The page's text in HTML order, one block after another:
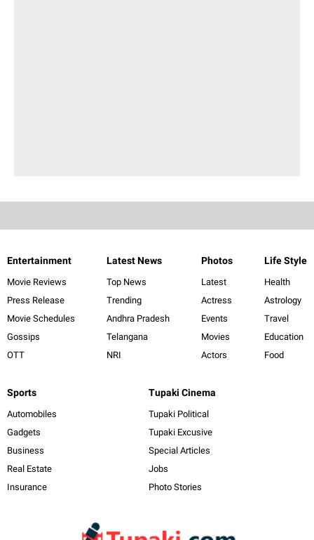
Entertainment
Movie Reviews
Press Release
Movie Schedules
Gossips
OTT
Latest News
Top News
Trending
Andhra Pradesh
Telangana
NRI
Photos
Latest
Actress
Events
Movies
Actors
Life Style
Health
Astrology
Travel
Education
Food
Sports
Automobiles
Gadgets
Business
Real Estate
Insurance
Tupaki Cinema
Tupaki Political
Tupaki Excusive
Special Articles
Jobs
Photo Stories